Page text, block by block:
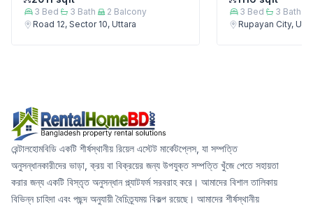
3 Bed 3 Bath 2 Balcony
Road 12, Sector 10, Uttara
3 Bed 3 Bath
Rupayan City,
রেন্টালহোমবিডি একটি শীর্ষস্থানীয় রিয়েল এস্টেট মার্কেটপ্লেস, যা সম্পত্তি
অনুসন্ধানকারীদের ভাড়া, ক্রয় বা বিক্রয়ের জন্য উপযুক্ত সম্পত্তি খুঁজে পেতে সহায়তা
করার জন্য একটি বিস্তৃত অনুসন্ধান প্ল্যাটফর্ম সরবরাহ করে। আমাদের বিশাল তালিকায়
বিভিন্ন চাহিদা এবং পছন্দ অনুযায়ী বৈচিত্র্যময় বিকল্প রয়েছে। আমাদের শীর্ষস্থানীয়